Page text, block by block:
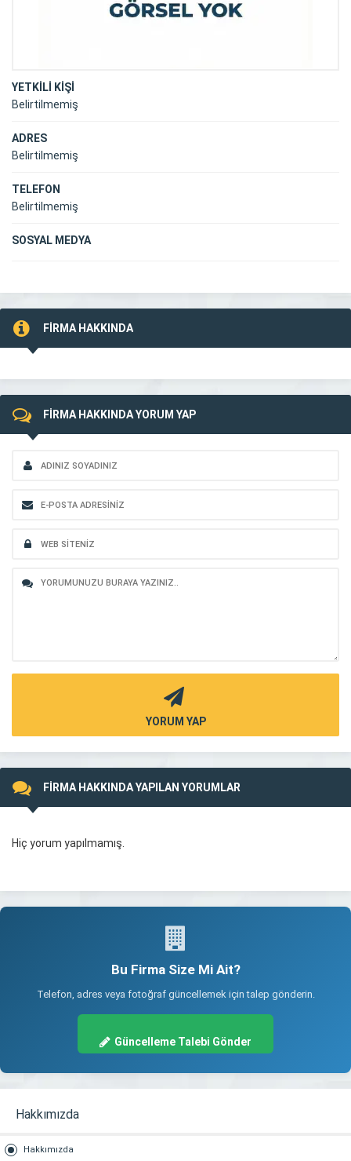
YETKİLİ KİŞİ
Belirtilmemiş
ADRES
Belirtilmemiş
TELEFON
Belirtilmemiş
SOSYAL MEDYA
FİRMA HAKKINDA
FİRMA HAKKINDA YORUM YAP
YORUM YAP
FİRMA HAKKINDA YAPILAN YORUMLAR
Hiç yorum yapılmamış.
Bu Firma Size Mi Ait?
Telefon, adres veya fotoğraf güncellemek için talep gönderin.
Güncelleme Talebi Gönder
Hakkımızda
Hakkımızda